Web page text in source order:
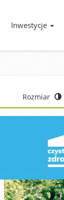
Inwestycje
Rozmiar